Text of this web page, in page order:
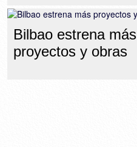
Bilbao estrena más
proyectos y obras